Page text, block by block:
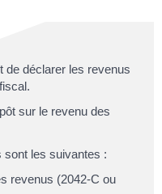
de déclarer les revenus
sur le revenu des
sont les suivantes :
revenus (2042-C ou